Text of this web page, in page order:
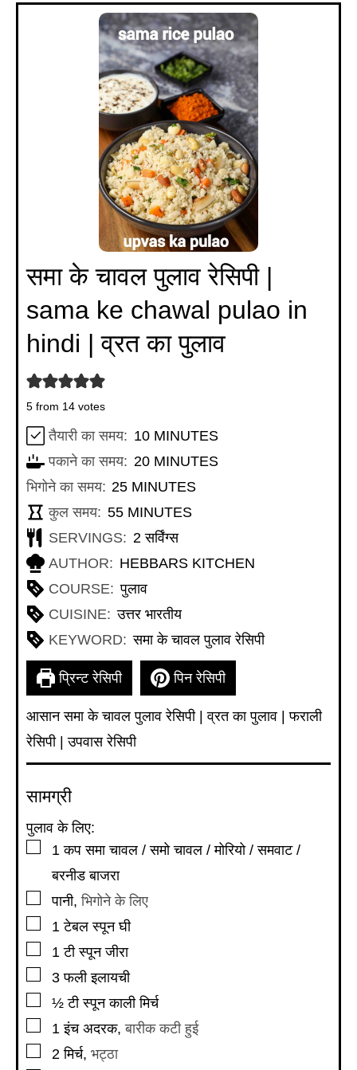
समा के चावल पुलाव रेसिपी |
sama ke chawal pulao in
hindi | व्रत का पुलाव
5 from 14 votes
तैयारी का समय: 10MINUTES
MINUTES
पकाने का समय: 20MINUTES
MINUTES
भिगोने का समय: 25MINUTES
MINUTES
कुल समय: 55MINUTES
MINUTES
SERVINGS: 2 सर्विंग्स
AUTHOR: HEBBARS KITCHEN
COURSE: पुलाव
CUISINE: उत्तर भारतीय
KEYWORD: समा के चावल पुलाव रेसिपी
प्रिन्ट रेसिपी पिन रेसिपी
आसान समा के चावल पुलाव रेसिपी | व्रत का पुलाव | फराली
रेसिपी | उपवास रेसिपी
सामग्री
पुलाव के लिए:
▢
1 कप समा चावल / समो चावल / मोरियो / समवाट /
बरनीड बाजरा
▢
पानी,भिगोने के लिए
▢
1 टेबल स्पून घी
▢
1 टी स्पून जीरा
▢
3 फली इलायची
▢
½ टी स्पून काली मिर्च
▢
1 इंच अदरक,बारीक कटी हुई
▢
2 मिर्च, भट्ठा